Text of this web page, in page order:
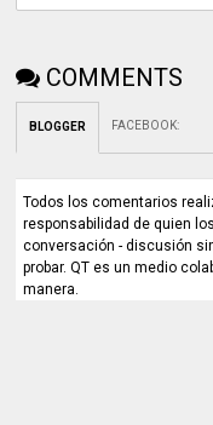
COMMENTS
BLOGGER FACEBOOK:
Todos los comentarios
responsabilidad de quien
conversación - discusión
probar. QT es un medio
manera.